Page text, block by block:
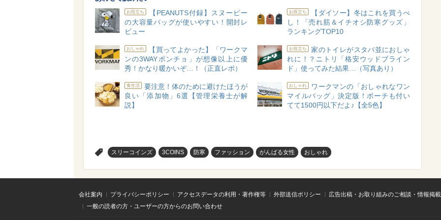
お役立ち
【PEANUTS付録】スヌーピー
の大容量バッグが使いやすい！開封レ
ビュー
お役立ち
【ダイソー】冬はこれを買うべ
し！「売れ筋＆イチオシ防寒グッズ」
ランキングTOP10
おしゃれ
【買ってよかった】「ワークマ
ンの3WAYポンチョ」が想像以上に優
秀！かなり暖かいぞ…！（正直レポ）
お役立ち
家のトイレがスタバ並におしゃ
れに！？ニトリ「格安ウッドブライン
ド」使ってみた結果…（写真あり）
食生活
要注意！体のために避けたほうが
良い「添加物」6選【管理栄養士が解
説】
おしゃれ
ワークマンの「おしゃれなワン
マイルバッグ」決定版！ポーチも付い
てて1500円以下だよ♪【全5色】
スリーコインズ 3COINS 防寒 ファッション がんばる女性 おしゃれ
会社案内 プライバシーポリシー アクセスデータの利用・著作権等 外部送信ポリシー
広告出稿・お取り組みのご相談・情報掲
一般の読者の方・ユーザーの方からのお問い合わせ